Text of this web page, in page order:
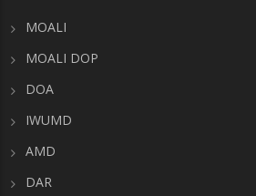
MOALI
MOALI DOP
DOA
IWUMD
AMD
DAR